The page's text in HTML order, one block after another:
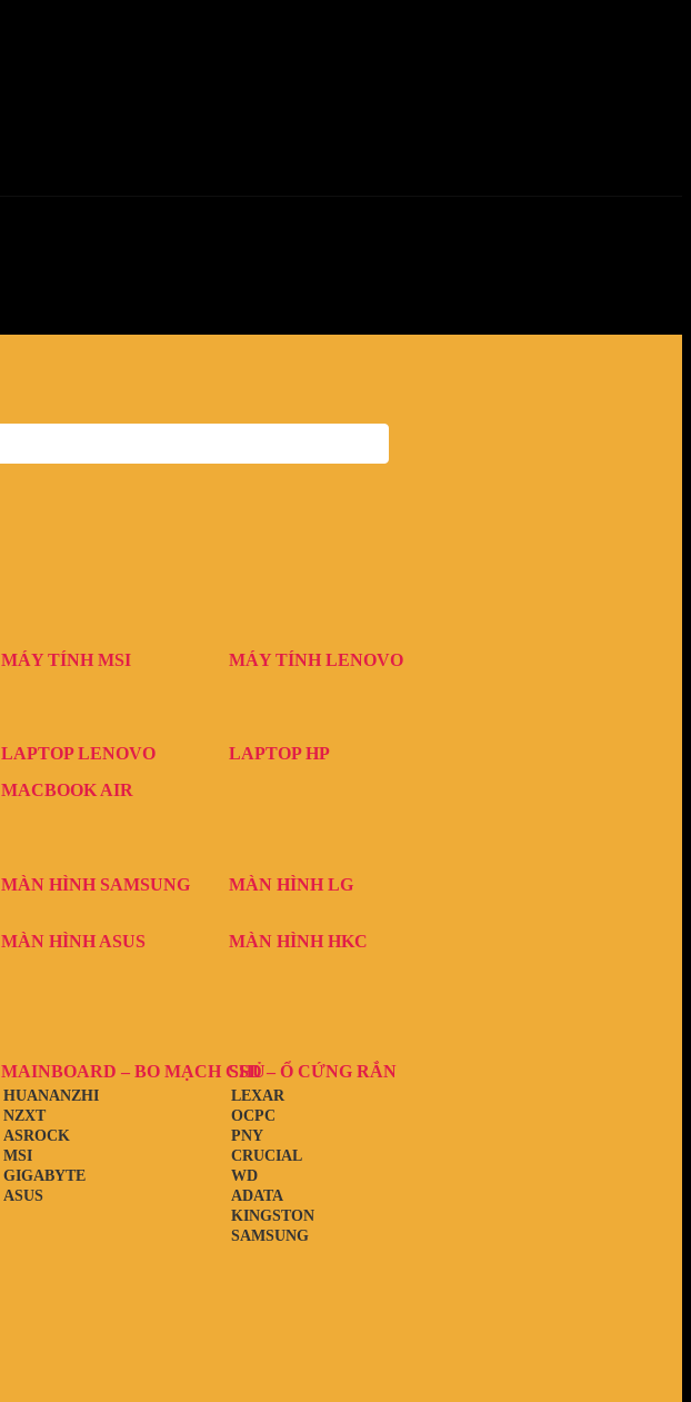
MÁY TÍNH MSI MÁY TÍNH LENOVO
LAPTOP LENOVO
LAPTOP HP
MACBOOK AIR
MÀN HÌNH SAMSUNG MÀN HÌNH LG
MÀN HÌNH ASUS
MÀN HÌNH HKC
MAINBOARD – BO MẠCH CHỦ
ASUS
GIGABYTE
MSI
ASROCK
NZXT
HUANANZHI
SSD – Ổ CỨNG RẮN
SAMSUNG
KINGSTON
ADATA
WD
CRUCIAL
PNY
OCPC
LEXAR